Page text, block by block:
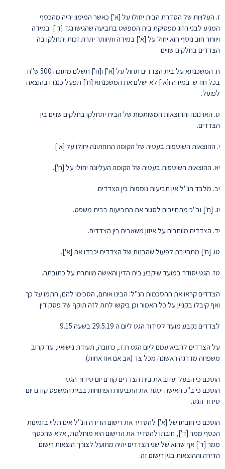
ז. העלויות של הסדרת הבית יחולו על [א'] כאשר המימון יהיה מהכסף
המגיע לבני הזוג מפסיקת בית המפשט בתביעה שהגישו נגד [ד']. במידה
ויוותר חוב נוסף הוא יחול על [א'] במידה ותיוותר יתרת זכות יתחלקו בה
הצדדים בחלקים שווים.
ח. המשכנתא על בית הצדדים תחול על [א'] ו[ח'] תשלם מתוכה 500 ש"ח
בכל חודש. במידה ו[א'] לא ישלם את המשכנתא [ח'] תפעל כנגדו בהוצאה
לפועל.
ט. הארנונה וההוצאות המשותפות של הבית יתחלקו בחלקים שווים בין
הצדדים.
י. ההוצאות השוטפות בעטיה של הקומה התחתונה יחולו על [א'].
יא. ההוצאות השוטפות בעטיה של הקומה העליונה יחולו על [ח'].
יב. מלבד הנ"ל אין תביעות נוספות בין הצדדים.
יג. [ח'] וב"כ מתחייבים לסגור את התביעות בבית משפט.
יד. הצדדים מוותרים על איזון משאבים בין הצדדים.
טו. [ח'] מתחייבת לפעול שהבנות של הצדדים יכבדו את [א'].
טז. הגט יסודר במועד שיקבע בית הדין והאישה מוותרת על כתובתה.
הצדדים קראו את ההסכמות הנ"ל: הבינו אותם, הסכימו להם, חתמו על כך
ואף קיבלו בקניין על כל האמור וכן ביקשו לתת לזה תוקף של פסק דין.
לצדדים נקבע מועד לסידור הגט ליום ה 29.5.19 בשעה 9.15.
על הצדדים להביא עמם ליום הגט ת.ז., כתובה, תעודת נישואין, עד קרוב
משפחה מדרגה ראשונה מכל צד (אב אם אח אחות).
הוסכם כי הבעל יעזוב את בית הצדדים קודם יום סידור הגט.
הוסכם כי ב"כ האישה יסגור את התביעות הפתוחות בבית המשפט קודם יום
סידור הגט.
הוסכם כי חובתו של [א'] להסדיר את רישום הדירה הנ"ל אינו תלוי בזמינות
הכסף ממר [ד'], חובתו להסדיר את הרישום היא מוחלטת, אלא שהכסף
ממר [ד'] אף שהוא של שני הצדדים יהיה מתועל לצורך הוצאות רישום
הדירה וההוצאות בגין רישום זה.